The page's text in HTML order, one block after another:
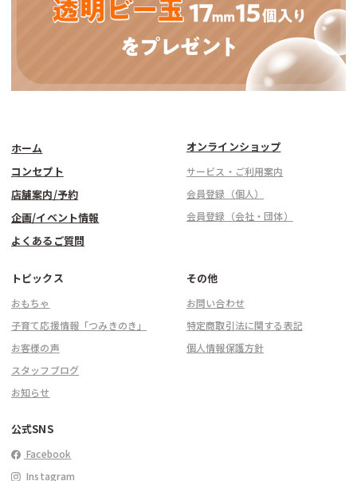
ホーム
コンセプト
店舗案内/予約
企画/イベント情報
よくあるご質問
オンラインショップ
サービス・ご利用案内
会員登録（個人）
会員登録（会社・団体）
トピックス
おもちゃ
子育て応援情報「つみきのき」
お客様の声
スタッフブログ
お知らせ
その他
お問い合わせ
特定商取引法に関する表記
個人情報保護方針
公式SNS
Facebook
Instagram